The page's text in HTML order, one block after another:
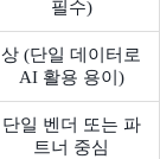
필수)
상 (단일 데이터로
AI 활용 용이)
단일 벤더 또는 파
트너 중심